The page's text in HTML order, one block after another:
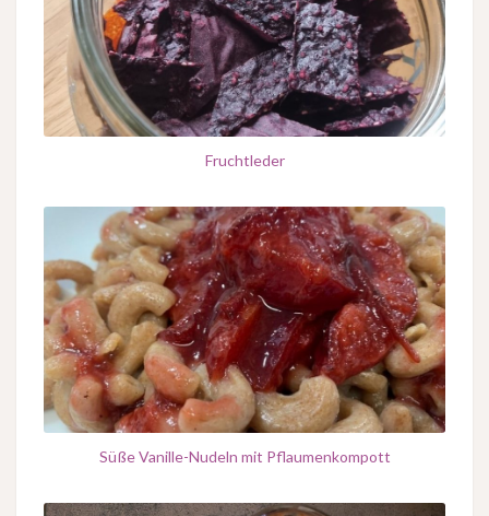
Fruchtleder
Süße Vanille-Nudeln mit Pflaumenkompott